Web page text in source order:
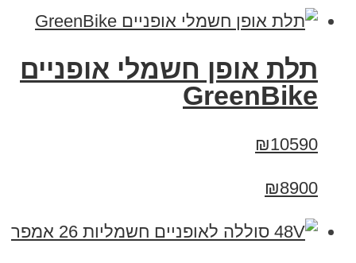
תלת אופן חשמלי אופניים
GreenBike
₪10590
₪8900